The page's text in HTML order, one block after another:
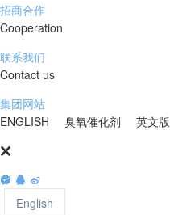
招商合作
Cooperation
联系我们
Contact us
集团网站
ENGLISH
臭氧催化剂 英文版
English